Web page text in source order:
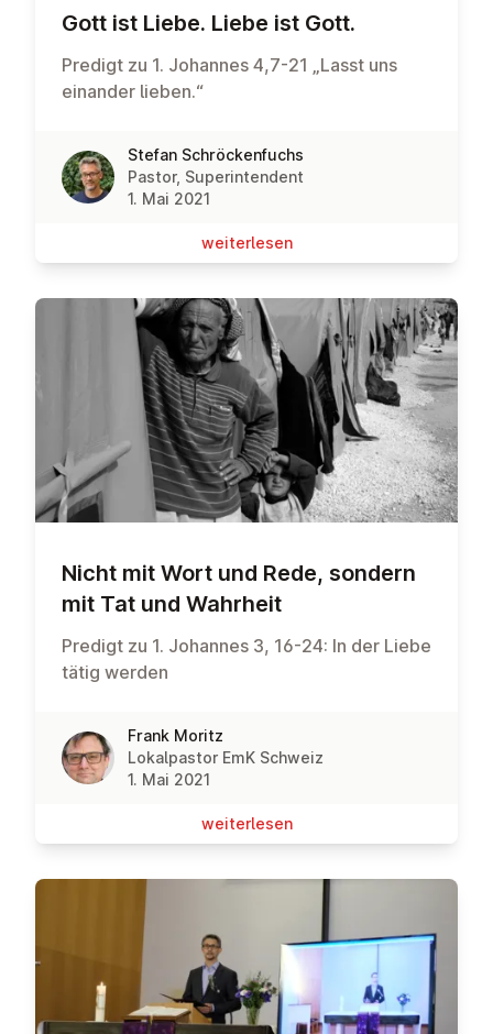
Gott ist Liebe. Liebe ist Gott.
Predigt zu 1. Johannes 4,7-21 „Lasst uns
einander lieben.“
Stefan Schröckenfuchs
Pastor, Superintendent
1. Mai 2021
wei­ter­le­sen
Nicht mit Wort und Rede, sondern
mit Tat und Wahrheit
Predigt zu 1. Johannes 3, 16-24: In der Liebe
tätig werden
Frank Moritz
Lokalpastor EmK Schweiz
1. Mai 2021
wei­ter­le­sen